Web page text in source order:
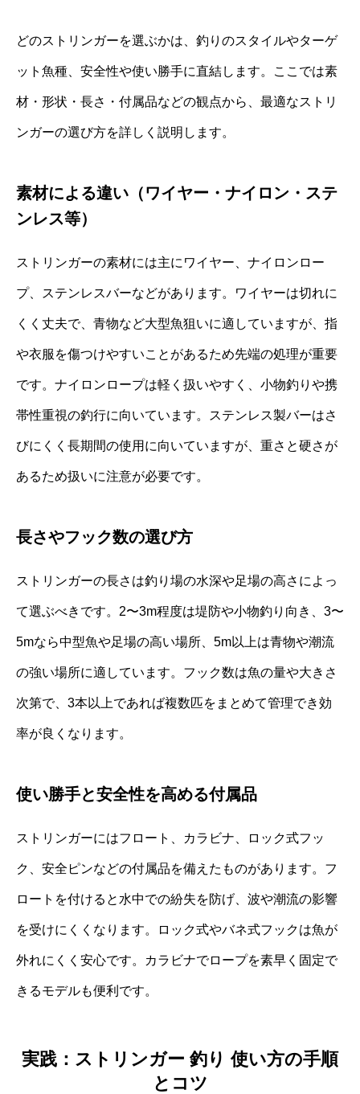
どのストリンガーを選ぶかは、釣りのスタイルやターゲ
ット魚種、安全性や使い勝手に直結します。ここでは素
材・形状・長さ・付属品などの観点から、最適なストリ
ンガーの選び方を詳しく説明します。
素材による違い（ワイヤー・ナイロン・ステ
ンレス等）
ストリンガーの素材には主にワイヤー、ナイロンロー
プ、ステンレスバーなどがあります。ワイヤーは切れに
くく丈夫で、青物など大型魚狙いに適していますが、指
や衣服を傷つけやすいことがあるため先端の処理が重要
です。ナイロンロープは軽く扱いやすく、小物釣りや携
帯性重視の釣行に向いています。ステンレス製バーはさ
びにくく長期間の使用に向いていますが、重さと硬さが
あるため扱いに注意が必要です。
長さやフック数の選び方
ストリンガーの長さは釣り場の水深や足場の高さによっ
て選ぶべきです。2〜3m程度は堤防や小物釣り向き、3〜
5mなら中型魚や足場の高い場所、5m以上は青物や潮流
の強い場所に適しています。フック数は魚の量や大きさ
次第で、3本以上であれば複数匹をまとめて管理でき効
率が良くなります。
使い勝手と安全性を高める付属品
ストリンガーにはフロート、カラビナ、ロック式フッ
ク、安全ピンなどの付属品を備えたものがあります。フ
ロートを付けると水中での紛失を防げ、波や潮流の影響
を受けにくくなります。ロック式やバネ式フックは魚が
外れにくく安心です。カラビナでロープを素早く固定で
きるモデルも便利です。
実践：ストリンガー 釣り 使い方の手順
とコツ